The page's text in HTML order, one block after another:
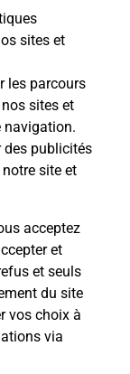
sites et
les parcours
sites et
navigation.
des publicités
site et
acceptez
et
et seuls
du site
vos choix à
via
à 09h00
Sevremoine